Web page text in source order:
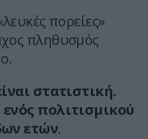
πορείες»
πληθυσμός
στατιστική.
πολιτισμικού
ετών.